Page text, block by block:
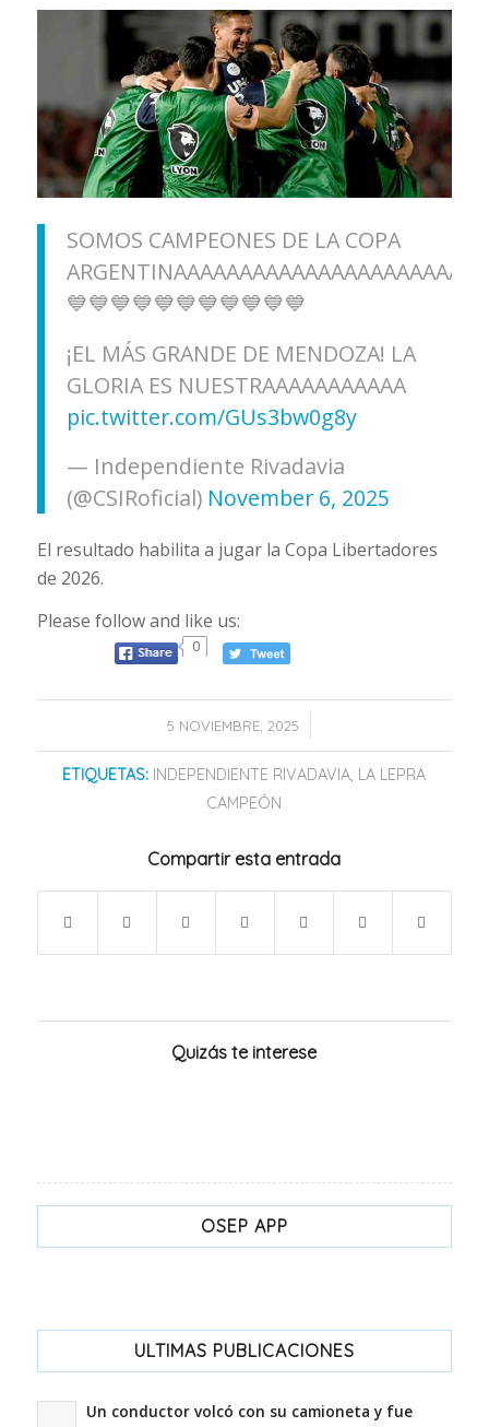
SOMOS CAMPEONES DE LA COPA
💙💙💙💙💙💙💙💙💙💙💙
¡EL MÁS GRANDE DE MENDOZA! LA
GLORIA ES NUESTRAAAAAAAAAAA
pic.twitter.com/GUs3bw0g8y
— Independiente Rivadavia
(@CSIRoficial) November 6, 2025
El resultado habilita a jugar la Copa Libertadores
de 2026.
Please follow and like us:
0
5 NOVIEMBRE, 2025
/
ETIQUETAS: INDEPENDIENTE RIVADAVIA, LA LEPRA
CAMPEÓN
Compartir esta entrada
Quizás te interese
OSEP APP
ULTIMAS PUBLICACIONES
Un conductor volcó con su camioneta y fue